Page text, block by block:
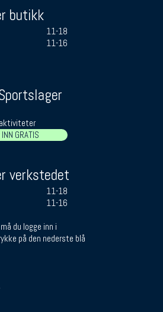
butikk
11-18
11-16
GRATIS
verkstedet
11-18
11-16
du logge inn i
på den nederste blå